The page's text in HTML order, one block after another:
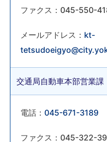
ファクス：045-550-
メールアドレス： kt-
交通局自動車本部営業課
電話： 045-671-3189
ファクス：045-322-